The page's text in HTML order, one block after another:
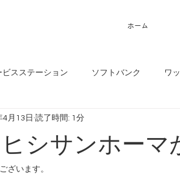
ホーム
ビスステーション ソフトバンク ワ
ヒシサンホー
4月13日 読了時間: 1分
ざいます。